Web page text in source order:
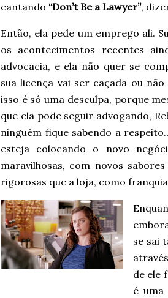
cantando “Don’t Be a Lawyer”,
Então, ela pede um emprego ali.
os acontecimentos recentes
advocacia, e ela não quer se
sua licença vai ser caçada ou
isso é só uma desculpa, porque
que ela pode seguir advogando,
ninguém fique sabendo a
esteja colocando o novo
maravilhosas, com novos sabores
rigorosas que a loja, como
se sai
de ele
é